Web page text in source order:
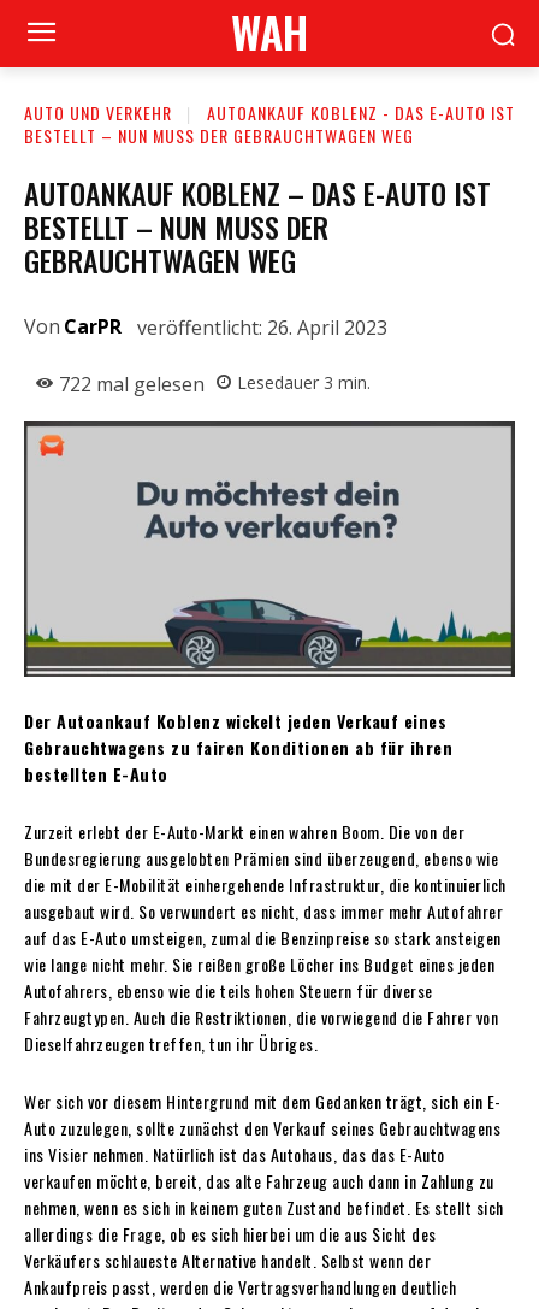
WAH
AUTO UND VERKEHR
AUTOANKAUF KOBLENZ - DAS E-AUTO IST
BESTELLT – NUN MUSS DER GEBRAUCHTWAGEN WEG
AUTOANKAUF KOBLENZ – DAS E-AUTO IST
BESTELLT – NUN MUSS DER
GEBRAUCHTWAGEN WEG
Von CarPR veröffentlicht: 26. April 2023
722 mal gelesen Lesedauer 3 min.
Der Autoankauf Koblenz wickelt jeden Verkauf eines
Gebrauchtwagens zu fairen Konditionen ab für ihren
bestellten E-Auto
Zurzeit erlebt der E-Auto-Markt einen wahren Boom. Die von der
Bundesregierung ausgelobten Prämien sind überzeugend, ebenso wie
die mit der E-Mobilität einhergehende Infrastruktur, die kontinuierlich
ausgebaut wird. So verwundert es nicht, dass immer mehr Autofahrer
auf das E-Auto umsteigen, zumal die Benzinpreise so stark ansteigen
wie lange nicht mehr. Sie reißen große Löcher ins Budget eines jeden
Autofahrers, ebenso wie die teils hohen Steuern für diverse
Fahrzeugtypen. Auch die Restriktionen, die vorwiegend die Fahrer von
Dieselfahrzeugen treffen, tun ihr Übriges.
Wer sich vor diesem Hintergrund mit dem Gedanken trägt, sich ein E-
Auto zuzulegen, sollte zunächst den Verkauf seines Gebrauchtwagens
ins Visier nehmen. Natürlich ist das Autohaus, das das E-Auto
verkaufen möchte, bereit, das alte Fahrzeug auch dann in Zahlung zu
nehmen, wenn es sich in keinem guten Zustand befindet. Es stellt sich
allerdings die Frage, ob es sich hierbei um die aus Sicht des
Verkäufers schlaueste Alternative handelt. Selbst wenn der
Ankaufpreis passt, werden die Vertragsverhandlungen deutlich